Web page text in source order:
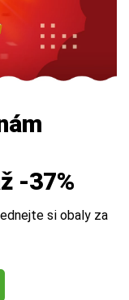
-37%
si obaly za